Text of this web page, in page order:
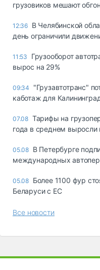
грузовиков мешают
12:36 В Челябинской
день ограничили
11:53
Грузооборот
вырос на 29%
09:34
"Грузавтотранс"
каботаж для
07.08 Тарифы на
года в среднем выросли
05.08 В Петербурге
международных
05.08 Более 1100 фур
Беларуси с ЕС
Все новости